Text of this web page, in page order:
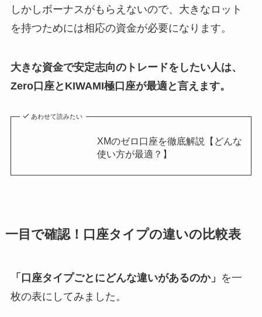
しかしボーナスがもらえないので、大きなロット
を持つためには相応の資金が必要になります。
大きな資金で安定志向のトレードをしたい人は、
Zero口座とKIWAMI極口座が最適と言えます。
あわせて読みたい
XMのゼロ口座を徹底解説【どんな
使い方が最適？】
一目で確認！口座タイプの違いの比較表
「口座タイプごとにどんな違いがあるのか」 を一
枚の表にしてみました。